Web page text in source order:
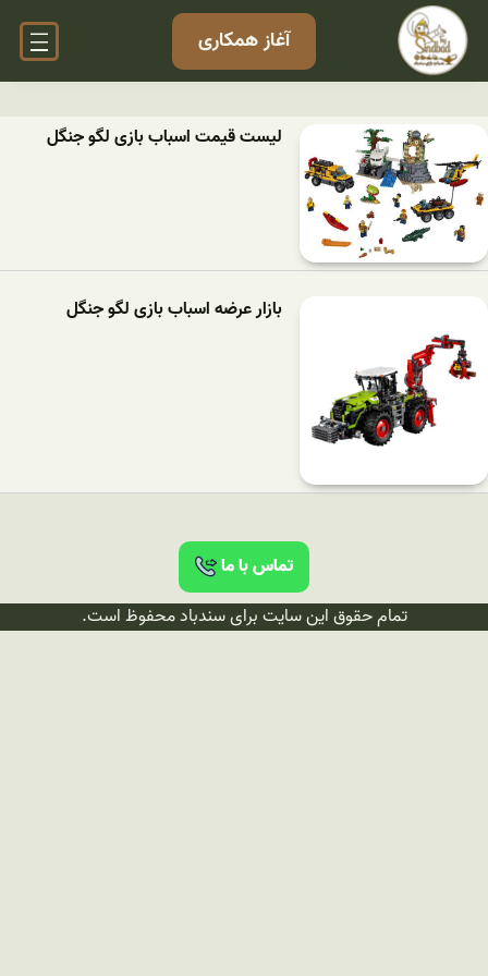
آغاز همکاری
لیست قیمت اسباب بازی لگو جنگل
بازار عرضه اسباب بازی لگو جنگل
تماس با ما
تمام حقوق این سایت برای سندباد محفوظ است.